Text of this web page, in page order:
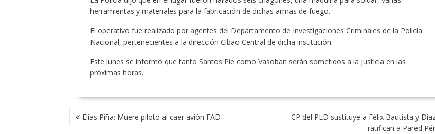
herramientas y materiales para la fabricación de dichas armas de fuego.
El operativo fue realizado por agentes del Departamento de Investigaciones Criminales de la Policía
Nacional, pertenecientes a la dirección Cibao Central de dicha institución.
Este lunes se informó que tanto Santos Pie como Vasoban serán sometidos a la justicia en las
próximas horas.
POST
NAVIGATION
Elías Piña: Muere piloto al caer avión FAD
CP del PLD sustituye a Félix Bautista y
ratifican a Pared